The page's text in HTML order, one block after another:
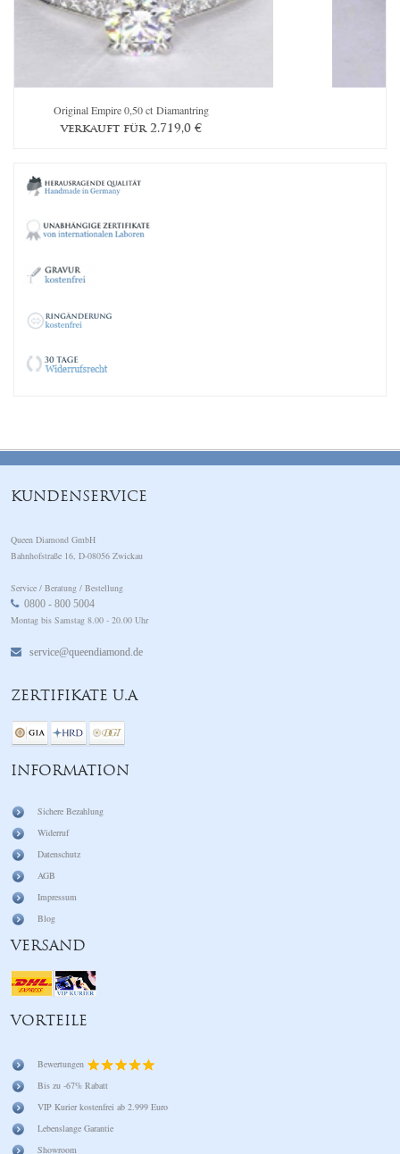
Original Empire 0,50 ct Diamantring
verkauft für2.719,0€
KUNDENSERVICE
Queen Diamond GmbH
Bahnhofstraße 16, D-08056 Zwickau
Service / Beratung / Bestellung
0800 - 800 5004
Montag bis Samstag 8.00 - 20.00 Uhr
service@queendiamond.de
ZERTIFIKATE U.A
INFORMATION
Sichere Bezahlung
Widerruf
Datenschutz
AGB
Impressum
Blog
VERSAND
VORTEILE
Bewertungen
Bis zu -67% Rabatt
VIP Kurier kostenfrei ab 2.999 Euro
Lebenslange Garantie
Showroom